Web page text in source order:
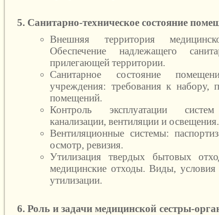
5. Санитарно-техническое состояние
Внешняя территория
Обеспечение надлежащего
прилегающей территории.
Санитарное состояние
учреждения: требования к набору,
помещений.
Контроль эксплуатации
канализации, вентиляции и освещения.
Вентиляционные системы:
осмотр, ревизия.
Утилизация твердых бытовых
медицинские отходы. Виды, условия
утилизации.
6. Роль и задачи медицинской сестры-